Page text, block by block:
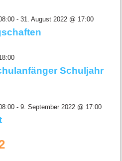
- 31. August 2022 @ 17:00
Schuljahr
- 9. September 2022 @ 17:00